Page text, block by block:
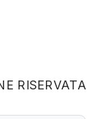
RISERVATA